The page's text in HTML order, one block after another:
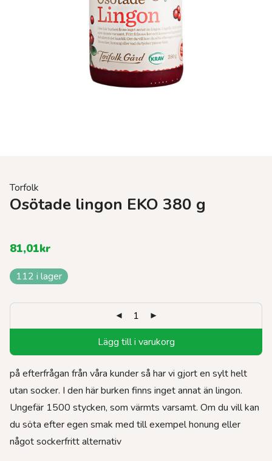
Torfolk
Osötade lingon EKO 380 g
81,01kr
112 i lager
Lägg till i varukorg
på efterfrågan från våra kunder så har vi gjort en sylt helt
utan socker. I den här burken finns inget annat än lingon.
Ungefär 1500 stycken, som värmts varsamt. Om du vill kan
du söta efter egen smak med till exempel honung eller
något sockerfritt alternativ